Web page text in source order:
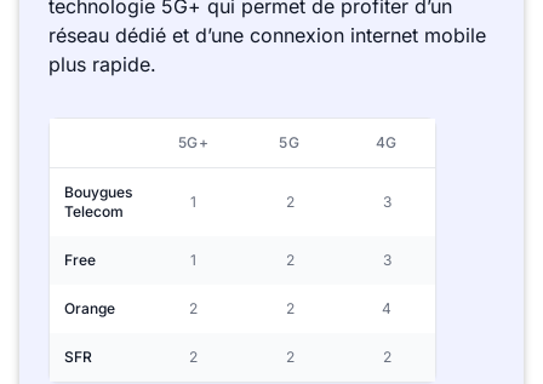
technologie 5G+ qui permet de profiter d’un
réseau dédié et d’une connexion internet mobile
plus rapide.
5G+ 5G 4G
Bouygues
Telecom
1 2 3
Free 1 2 3
Orange 2 2 4
SFR 2 2 2